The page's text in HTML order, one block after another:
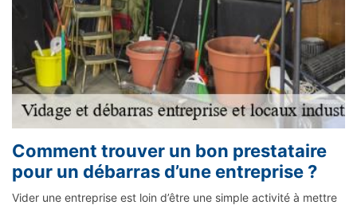
Comment trouver un bon prestataire
pour un débarras d’une entreprise ?
Vider une entreprise est loin d’être une simple activité à mettre